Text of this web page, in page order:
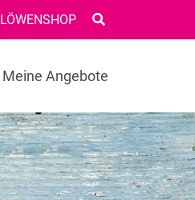
LÖWENSHOP
Meine Angebote